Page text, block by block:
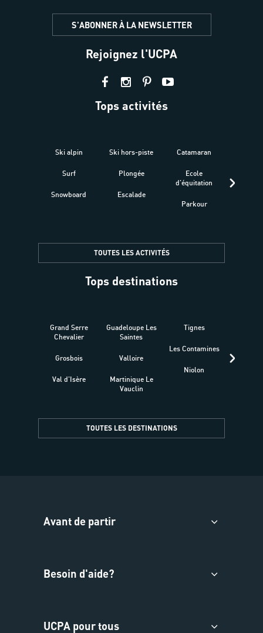
S'ABONNER À LA NEWSLETTER
Rejoignez l'UCPA
Tops activités
Ski alpin
Surf
Snowboard
Ski hors-piste
Plongée
Escalade
Catamaran
Ecole
d'équitation
Parkour
TOUTES LES ACTIVITÉS
Tops destinations
Grand Serre
Chevalier
Grosbois
Val d'Isère
Guadeloupe Les
Saintes
Valloire
Martinique Le
Vauclin
Tignes
Les Contamines
Niolon
TOUTES LES DESTINATIONS
Avant de partir
Besoin d'aide?
UCPA pour tous